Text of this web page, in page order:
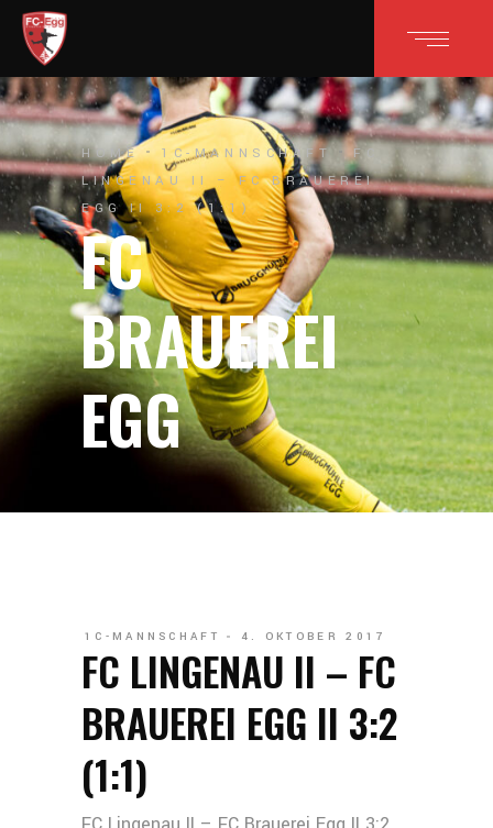
HOME 1C-MANNSCHAFT
FC
LINGENAU II – FC BRAUEREI
EGG II 3:2 (1:1)
FC
BRAUEREI
EGG
1C-MANNSCHAFT 4. OKTOBER 2017
FC LINGENAU II – FC
BRAUEREI EGG II 3:2
(1:1)